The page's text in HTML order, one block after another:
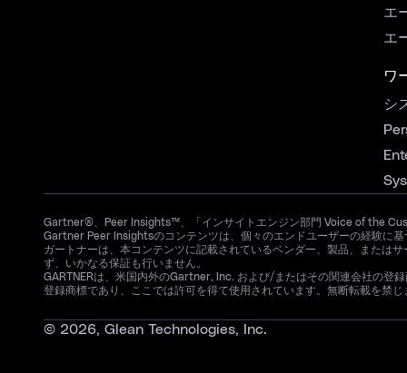
エ
エ
ワ
シ
Gartner®、Peer Insights™、「インサイトエンジン部門 Voice of the
Gartner Peer Insightsのコンテンツは、個々のエンドユーザーの経験に
ガートナーは、本コンテンツに記載されているベンダー、製品、または
ず、いかなる保証も行いません。
GARTNERは、米国内外のGartner, Inc. および/またはその関連会社の登
登録商標であり、ここでは許可を得て使用されています。無断転載を禁じ
© 2026, Glean Technologies, Inc.